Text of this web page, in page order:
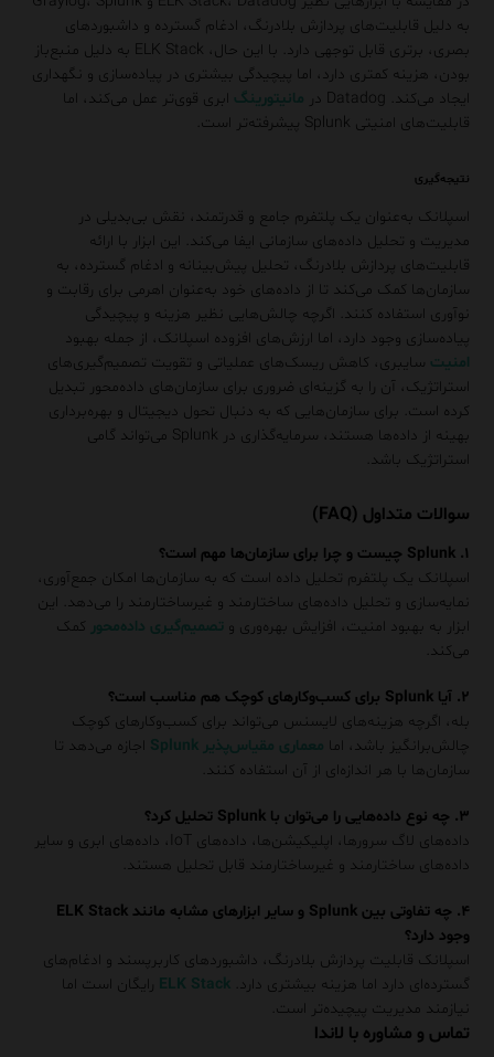
به دلیل قابلیت‌های پردازش بلادرنگ، ادغام گسترده و داشبوردهای
بصری، برتری قابل توجهی دارد. با این حال، ELK Stack به دلیل منبع‌باز
بودن، هزینه کمتری دارد، اما پیچیدگی بیشتری در پیاده‌سازی و نگهداری
ایجاد می‌کند. Datadog در
مانیتورینگ ابری قوی‌تر عمل می‌کند، اما
قابلیت‌های امنیتی Splunk پیشرفته‌تر است.
نتیجه‌گیری
اسپلانک به‌عنوان یک پلتفرم جامع و قدرتمند، نقش بی‌بدیلی در
مدیریت و تحلیل داده‌های سازمانی ایفا می‌کند. این ابزار با ارائه
قابلیت‌های پردازش بلادرنگ، تحلیل پیش‌بینانه و ادغام گسترده، به
سازمان‌ها کمک می‌کند تا از داده‌های خود به‌عنوان اهرمی برای رقابت و
نوآوری استفاده کنند. اگرچه چالش‌هایی نظیر هزینه و پیچیدگی
پیاده‌سازی وجود دارد، اما ارزش‌های افزوده اسپلانک، از جمله بهبود
امنیت سایبری، کاهش ریسک‌های عملیاتی و تقویت تصمیم‌گیری‌های
استراتژیک، آن را به گزینه‌ای ضروری برای سازمان‌های داده‌محور تبدیل
کرده است. برای سازمان‌هایی که به دنبال تحول دیجیتال و بهره‌برداری
بهینه از داده‌ها هستند، سرمایه‌گذاری در Splunk می‌تواند گامی
استراتژیک باشد.
سوالات متداول (FAQ)
۱. Splunk چیست و چرا برای سازمان‌ها مهم است؟
اسپلانک یک پلتفرم تحلیل داده است که به سازمان‌ها امکان جمع‌آوری،
نمایه‌سازی و تحلیل داده‌های ساختارمند و غیرساختارمند را می‌دهد. این
ابزار به بهبود امنیت، افزایش بهره‌وری و تصمیم‌گیری داده‌محور کمک
می‌کند.
۲. آیا Splunk برای کسب‌وکارهای کوچک هم مناسب است؟
بله، اگرچه هزینه‌های لایسنس می‌تواند برای کسب‌وکارهای کوچک
چالش‌برانگیز باشد، اما معماری مقیاس‌پذیر Splunk
اجازه می‌دهد تا
سازمان‌ها با هر اندازه‌ای از آن استفاده کنند.
۳. چه نوع داده‌هایی را می‌توان با Splunk تحلیل کرد؟
داده‌های لاگ سرورها، اپلیکیشن‌ها، داده‌های IoT، داده‌های ابری و سایر
داده‌های ساختارمند و غیرساختارمند قابل تحلیل هستند.
۴. چه تفاوتی بین Splunk و سایر ابزارهای مشابه مانند ELK Stack
وجود دارد؟
اسپلانک قابلیت پردازش بلادرنگ، داشبوردهای کاربرپسند و ادغام‌های
گسترده‌ای دارد اما هزینه بیشتری دارد.ELK Stack رایگان است اما
نیازمند مدیریت پیچیده‌تر است.
تماس و مشاوره با لاندا